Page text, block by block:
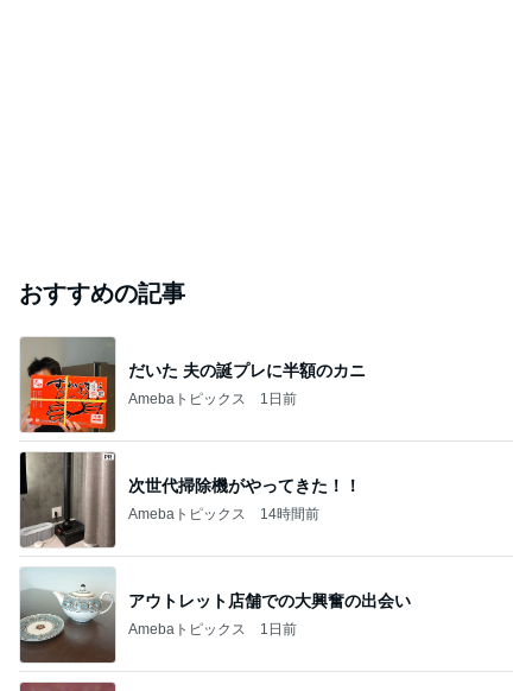
おすすめの記事
だいた 夫の誕プレに半額のカニ
Amebaトピックス 1日前
次世代掃除機がやってきた！！
Amebaトピックス 14時間前
アウトレット店舗での大興奮の出会い
Amebaトピックス 1日前